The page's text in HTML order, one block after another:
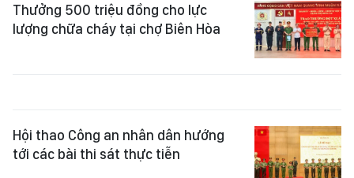
Thưởng 500 triệu đồng cho lực
lượng chữa cháy tại chợ Biên Hòa
Hội thao Công an nhân dân hướng
tới các bài thi sát thực tiễn